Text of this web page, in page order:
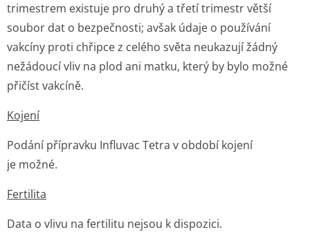
trimestrem existuje pro druhý a třetí trimestr větší
soubor dat o bezpečnosti; avšak údaje o používání
vakcíny proti chřipce z celého světa neukazují žádný
nežádoucí vliv na plod ani matku, který by bylo možné
přičíst vakcíně.
Kojení
Podání přípravku Influvac Tetra v období kojení
je možné.
Fertilita
Data o vlivu na fertilitu nejsou k dispozici.